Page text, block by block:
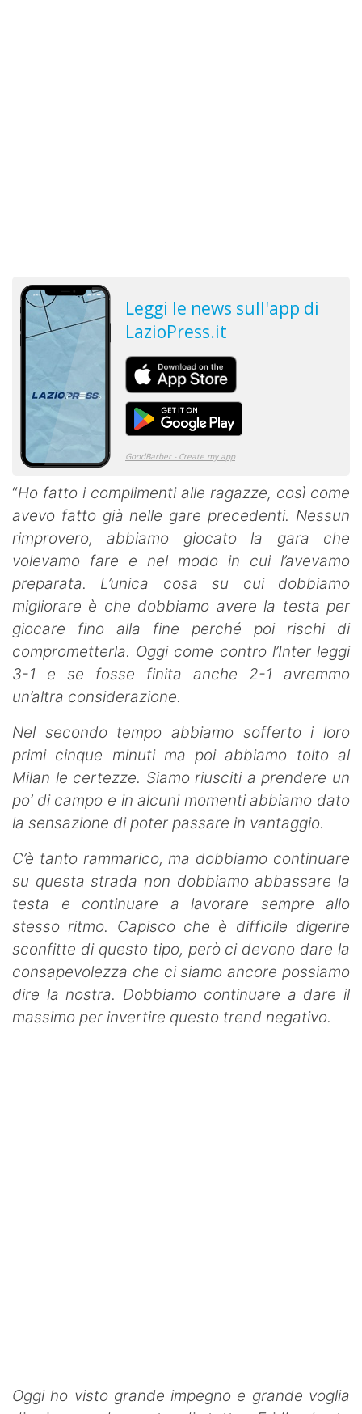
“Ho fatto i complimenti alle ragazze, così come
avevo fatto già nelle gare precedenti. Nessun
rimprovero, abbiamo giocato la gara che
volevamo fare e nel modo in cui l’avevamo
preparata. L’unica cosa su cui dobbiamo
migliorare è che dobbiamo avere la testa per
giocare fino alla fine perché poi rischi di
comprometterla. Oggi come contro l’Inter leggi
3-1 e se fosse finita anche 2-1 avremmo
un’altra considerazione.
Nel secondo tempo abbiamo sofferto i loro
primi cinque minuti ma poi abbiamo tolto al
Milan le certezze. Siamo riusciti a prendere un
po’ di campo e in alcuni momenti abbiamo dato
la sensazione di poter passare in vantaggio.
C’è tanto rammarico, ma dobbiamo continuare
su questa strada non dobbiamo abbassare la
testa e continuare a lavorare sempre allo
stesso ritmo. Capisco che è difficile digerire
sconfitte di questo tipo, però ci devono dare la
consapevolezza che ci siamo ancore possiamo
dire la nostra. Dobbiamo continuare a dare il
massimo per invertire questo trend negativo.
Oggi ho visto grande impegno e grande voglia